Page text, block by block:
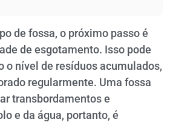
de fossa, o próximo passo é
de esgotamento. Isso pode
o nível de resíduos acumulados,
regularmente. Uma fossa
transbordamentos e
e da água, portanto, é